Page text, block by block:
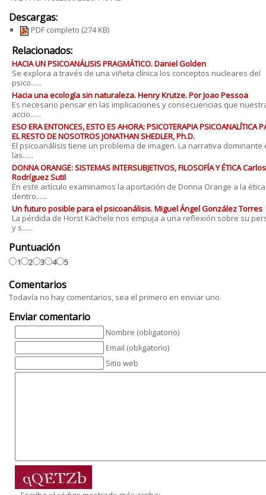
Descargas:
PDF completo (274 KB)
Relacionados:
HACIA UN PSICOANÁLISIS PRAGMÁTICO. Daniel Golden
Se explora a través de una viñeta clínica los conceptos nucleares del
psico......
Hacia una ecología sin naturaleza. Henry Krutze. Por Joao Pessoa
Es necesario pensar en las implicaciones y consecuencias que
accio......
ESO ERA ENTONCES, ESTO ES AHORA: PSICOTERAPIA PSICOANALÍTICA
EL RESTO DE NOSOTROS JONATHAN SHEDLER, Ph.D.
El psicoanálisis tiene un problema de imagen. La narrativa dominante
las......
DONNA ORANGE: SISTEMAS INTERSUBJETIVOS, FILOSOFÍA Y ÉTICA Carlos
Rodríguez Sutil
En este artículo examinamos la aportación de Donna Orange a la ética
dentro......
Un futuro posible para el psicoanálisis. Miguel Ángel González Torres
La pérdida de Horst Kächele nos empuja a una reflexión sobre su
y s......
Puntuación
1 2 3 4 5
Comentarios
Todavía no hay comentarios, sea el primero en enviar uno.
Enviar comentario
Nombre (obligatorio)
Email (obligatorio)
Sitio web